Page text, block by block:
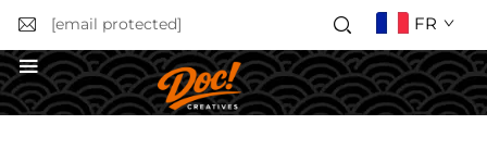
[email protected] FR